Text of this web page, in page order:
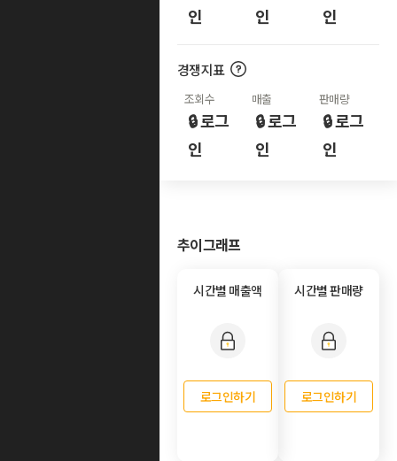
인
인
인
경쟁지표
조회수
🔒 로그
인
매출
🔒 로그
인
판매량
🔒 로그
인
추이그래프
시간별 매출액
로그인하기
시간별 판매량
로그인하기